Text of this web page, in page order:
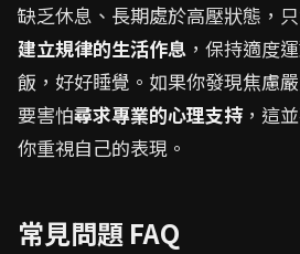
缺乏休息、長期處於高壓狀態，
建立規律的生活作息 ，保持適度
飯，好好睡覺。如果你發現焦慮
要害怕尋求專業的心理支持，這
你重視自己的表現。
常見問題 FAQ